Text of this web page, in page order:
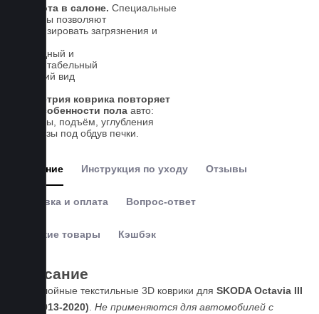
Чистота в салоне. Специальные
выступы позволяют
локализировать загрязнения и
Солидный и
презентабельный
внешний вид
Геометрия коврика повторяет
все особенности пола авто:
выступы, подъём, углубления
и вырезы под обдув печки.
Описание Инструкция по уходу Отзывы
Доставка и оплата Вопрос-ответ
Похожие товары Кэшбэк
Описание
Пятислойные текстильные 3D коврики для SKODA Octavia III
(A7, 2013-2020) Не применяются для автомобилей с